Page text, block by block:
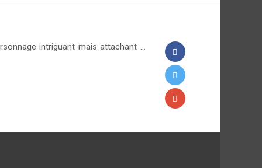
intriguant mais attachant ...